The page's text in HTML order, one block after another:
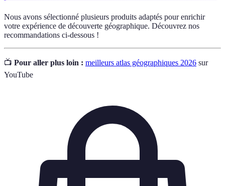
Nous avons sélectionné plusieurs produits adaptés pour enrichir
votre expérience de découverte géographique. Découvrez nos
recommandations ci-dessous !
📺 Pour aller plus loin : meilleurs atlas géographiques 2026 sur
YouTube